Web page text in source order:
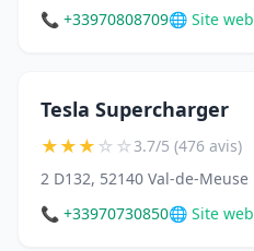
📞 +33970808709🌐 Site web
Tesla Supercharger
★★★☆☆3.7/5 (476 avis)
2 D132, 52140 Val-de-Meuse
📞 +33970730850🌐 Site web